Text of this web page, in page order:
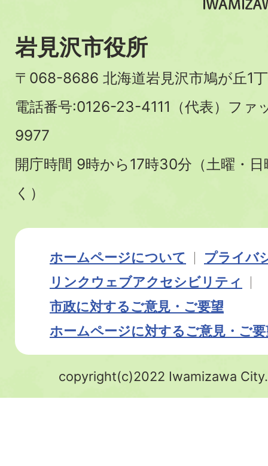
岩見沢市役所
〒068-8686 北海道岩見沢市鳩が丘1
電話番号:0126-23-4111（代表）フ
9977
開庁時間 9時から17時30分（土曜・
く）
ホームページについて
プライバ
リンク ウェブアクセシビリティ
市政に対するご意見・ご要望
ホームページに対するご意見・ご
copyright(c)2022 Iwamizawa